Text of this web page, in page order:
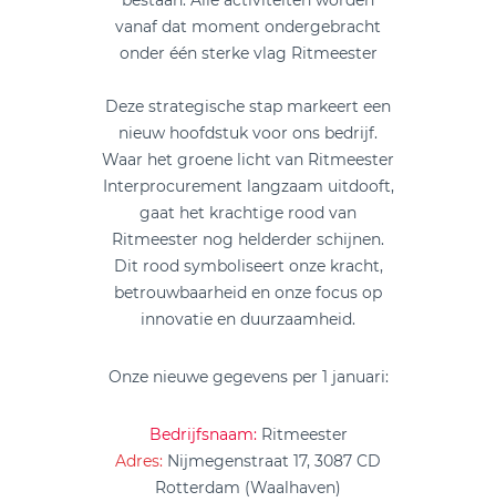
vanaf dat moment ondergebracht
onder één sterke vlag Ritmeester
Deze strategische stap markeert een
nieuw hoofdstuk voor ons bedrijf.
Waar het groene licht van Ritmeester
Interprocurement langzaam uitdooft,
gaat het krachtige rood van
Ritmeester nog helderder schijnen.
Dit rood symboliseert onze kracht,
betrouwbaarheid en onze focus op
innovatie en duurzaamheid.
Onze nieuwe gegevens per 1 januari:
Bedrijfsnaam: Ritmeester
Adres: Nijmegenstraat 17, 3087 CD
Rotterdam (Waalhaven)